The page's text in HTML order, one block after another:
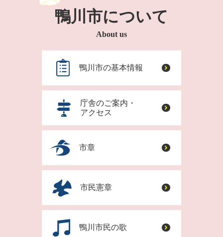
鴨川市について
About us
鴨川市の基本情報
庁舎のご案内・
アクセス
市章
市民憲章
鴨川市民の歌